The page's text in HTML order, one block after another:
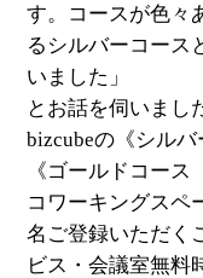
す。コースが色々
るシルバーコース
いました」
とお話を伺いまし
bizcubeの《シルバ
《ゴールドコー
コワーキングスペ
名ご登録いただく
ビス・会議室無料